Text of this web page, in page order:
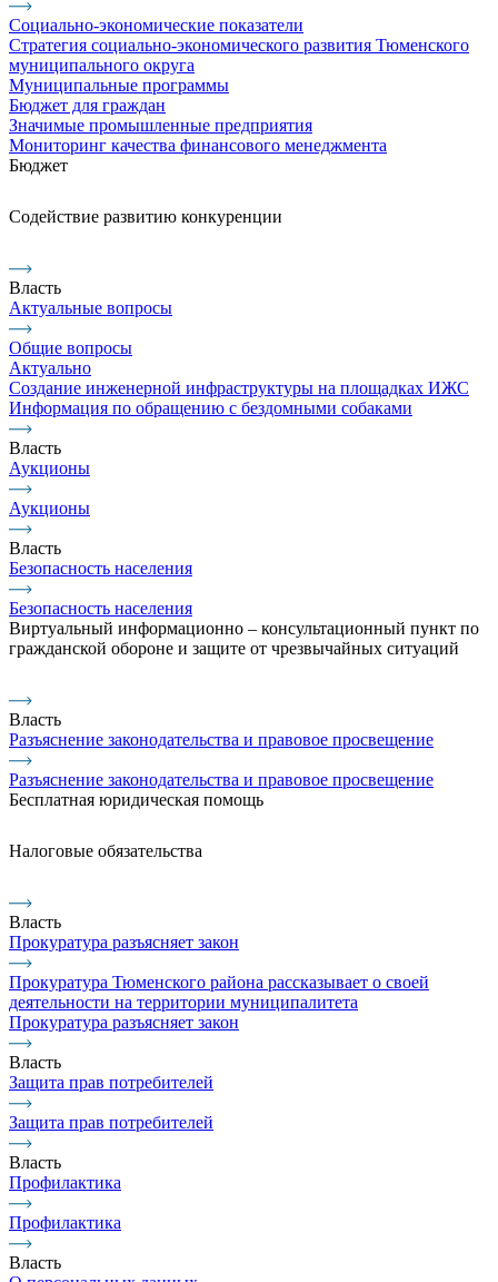
Социально-экономические показатели
Стратегия социально-экономического развития Тюменского
муниципального округа
Муниципальные программы
Бюджет для граждан
Значимые промышленные предприятия
Мониторинг качества финансового менеджмента
Бюджет
Содействие развитию конкуренции
Власть
Актуальные вопросы
Общие вопросы
Актуально
Создание инженерной инфраструктуры на площадках ИЖС
Информация по обращению с бездомными собаками
Власть
Аукционы
Аукционы
Власть
Безопасность населения
Безопасность населения
Виртуальный информационно – консультационный пункт по
гражданской обороне и защите от чрезвычайных ситуаций
Власть
Разъяснение законодательства и правовое просвещение
Разъяснение законодательства и правовое просвещение
Бесплатная юридическая помощь
Налоговые обязательства
Власть
Прокуратура разъясняет закон
Прокуратура Тюменского района рассказывает о своей
деятельности на территории муниципалитета
Прокуратура разъясняет закон
Власть
Защита прав потребителей
Защита прав потребителей
Власть
Профилактика
Профилактика
Власть